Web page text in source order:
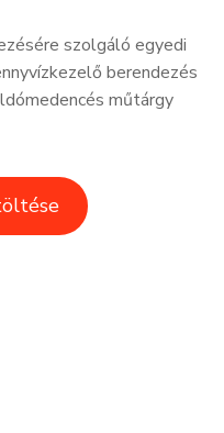
szolgáló egyedi
berendezés
műtárgy